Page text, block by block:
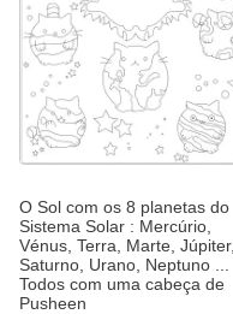
O Sol com os 8 planetas do
Sistema Solar : Mercúrio,
Vénus, Terra, Marte, Júpiter,
Saturno, Urano, Neptuno ...
Todos com uma cabeça de
Pusheen